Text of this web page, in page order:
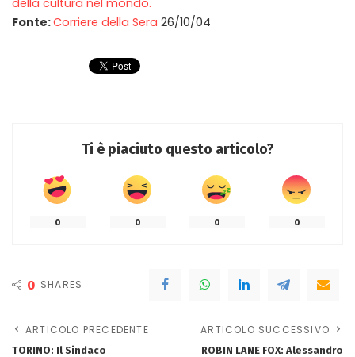
della cultura nel mondo.
Fonte:Corriere della Sera 26/10/04
Ti è piaciuto questo articolo?
0 0 0 0
0 SHARES
ARTICOLO PRECEDENTE
TORINO: Il Sindaco
ARTICOLO SUCCESSIVO
ROBIN LANE FOX: Alessandro